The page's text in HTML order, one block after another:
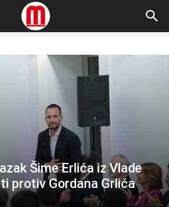
Šime Erlića iz Vlade
protiv Gordana Grlića